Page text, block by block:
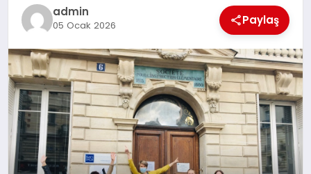
admin
05 Ocak 2026 Paylaş